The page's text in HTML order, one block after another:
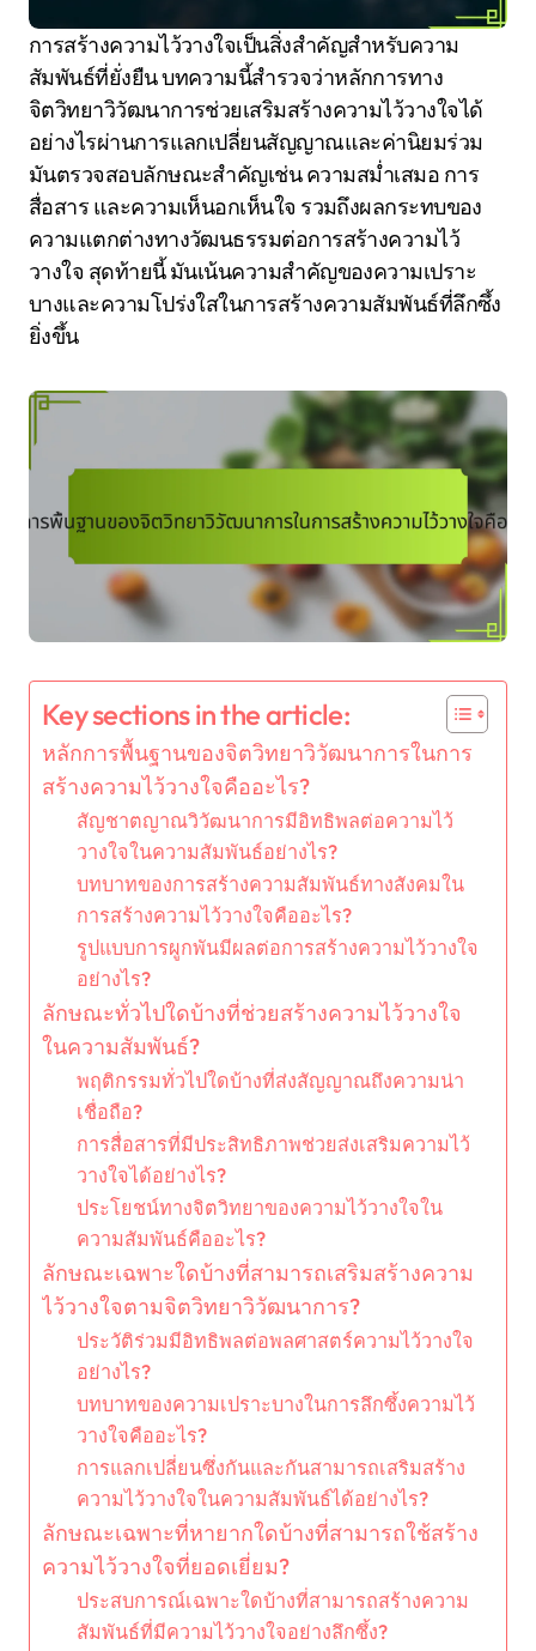
การสร้างความไว้วางใจเป็นสิ่งสำคัญสำหรับความ
สัมพันธ์ที่ยั่งยืน บทความนี้สำรวจว่าหลักการทาง
จิตวิทยาวิวัฒนาการช่วยเสริมสร้างความไว้วางใจได้
อย่างไรผ่านการแลกเปลี่ยนสัญญาณและค่านิยมร่วม
มันตรวจสอบลักษณะสำคัญเช่น ความสม่ำเสมอ การ
สื่อสาร และความเห็นอกเห็นใจ รวมถึงผลกระทบของ
ความแตกต่างทางวัฒนธรรมต่อการสร้างความไว้
วางใจ สุดท้ายนี้ มันเน้นความสำคัญของความเปราะ
บางและความโปร่งใสในการสร้างความสัมพันธ์ที่ลึกซึ้ง
ยิ่งขึ้น
Key sections in the article:
หลักการพื้นฐานของจิตวิทยาวิวัฒนาการในการ
สร้างความไว้วางใจคืออะไร?
สัญชาตญาณวิวัฒนาการมีอิทธิพลต่อความไว้
วางใจในความสัมพันธ์อย่างไร?
บทบาทของการสร้างความสัมพันธ์ทางสังคมใน
การสร้างความไว้วางใจคืออะไร?
รูปแบบการผูกพันมีผลต่อการสร้างความไว้วางใจ
อย่างไร?
ลักษณะทั่วไปใดบ้างที่ช่วยสร้างความไว้วางใจ
ในความสัมพันธ์?
พฤติกรรมทั่วไปใดบ้างที่ส่งสัญญาณถึงความน่า
เชื่อถือ?
การสื่อสารที่มีประสิทธิภาพช่วยส่งเสริมความไว้
วางใจได้อย่างไร?
ประโยชน์ทางจิตวิทยาของความไว้วางใจใน
ความสัมพันธ์คืออะไร?
ลักษณะเฉพาะใดบ้างที่สามารถเสริมสร้างความ
ไว้วางใจตามจิตวิทยาวิวัฒนาการ?
ประวัติร่วมมีอิทธิพลต่อพลศาสตร์ความไว้วางใจ
อย่างไร?
บทบาทของความเปราะบางในการลึกซึ้งความไว้
วางใจคืออะไร?
การแลกเปลี่ยนซึ่งกันและกันสามารถเสริมสร้าง
ความไว้วางใจในความสัมพันธ์ได้อย่างไร?
ลักษณะเฉพาะที่หายากใดบ้างที่สามารถใช้สร้าง
ความไว้วางใจที่ยอดเยี่ยม?
ประสบการณ์เฉพาะใดบ้างที่สามารถสร้างความ
สัมพันธ์ที่มีความไว้วางใจอย่างลึกซึ้ง?